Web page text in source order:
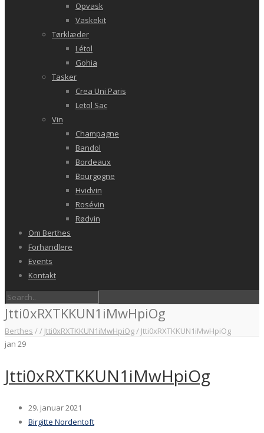
Opvask
Vaskekit
Tørklæder
Létol
Gohia
Tasker
Crea Uni Paris
Letol Sac
Vin
Champagne
Bandol
Bordeaux
Bourgogne
Hvidvin
Rosévin
Rødvin
Om Berthes
Forhandlere
Events
Kontakt
Jtti0xRXTKKUN1iMwHpiOg
Berthes // Jtti0xRXTKKUN1iMwHpiOg/ Jtti0xRXTKKUN1iMwHpiOg
jan 29
Jtti0xRXTKKUN1iMwHpiOg
29. januar 2021
Birgitte Nordentoft